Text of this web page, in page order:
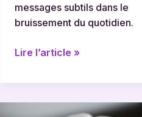
messages subtils dans le
bruissement du quotidien.
Lire l’article »